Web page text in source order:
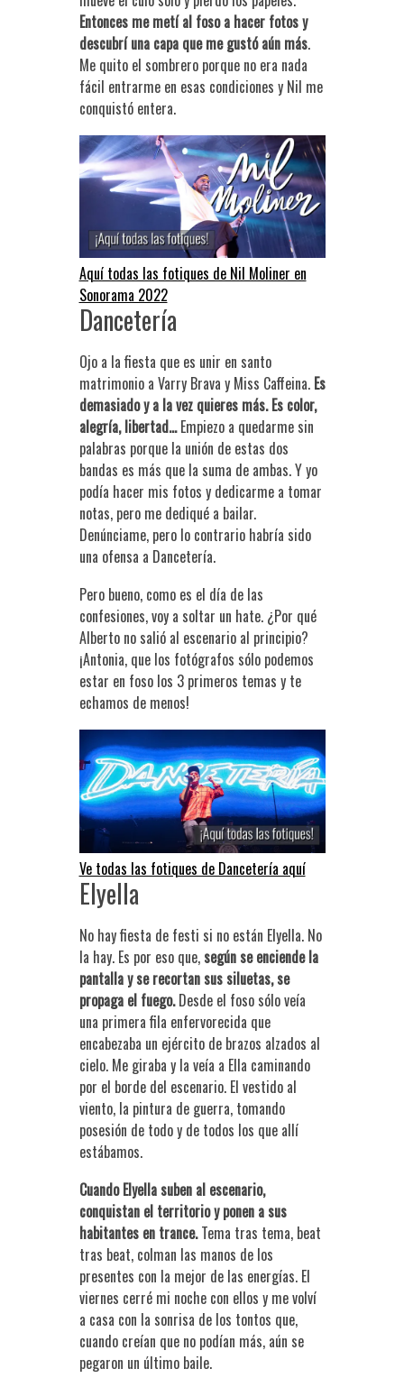
Entonces me metí al foso a hacer fotos y
descubrí una capa que me gustó aún más.
Me quito el sombrero porque no era nada
fácil entrarme en esas condiciones y Nil me
conquistó entera.
Aquí todas las fotiques de Nil Moliner en
Sonorama 2022
Dancetería
Ojo a la fiesta que es unir en santo
matrimonio a Varry Brava y Miss Caffeina.Es
demasiado y a la vez quieres más. Es color,
alegría, libertad…Empiezo a quedarme sin
palabras porque la unión de estas dos
bandas es más que la suma de ambas. Y yo
podía hacer mis fotos y dedicarme a tomar
notas, pero me dediqué a bailar.
Denúnciame, pero lo contrario habría sido
una ofensa a Dancetería.
Pero bueno, como es el día de las
confesiones, voy a soltar un hate. ¿Por qué
Alberto no salió al escenario al principio?
¡Antonia, que los fotógrafos sólo podemos
estar en foso los 3 primeros temas y te
echamos de menos!
Ve todas las fotiques de Dancetería aquí
Elyella
No hay fiesta de festi si no están Elyella. No
la hay. Es por eso que, según se enciende la
pantalla y se recortan sus siluetas, se
propaga el fuego.Desde el foso sólo veía
una primera fila enfervorecida que
encabezaba un ejército de brazos alzados al
cielo. Me giraba y la veía a Ella caminando
por el borde del escenario. El vestido al
viento, la pintura de guerra, tomando
posesión de todo y de todos los que allí
estábamos.
Cuando Elyella suben al escenario,
conquistan el territorio y ponen a sus
habitantes en trance.Tema tras tema, beat
tras beat, colman las manos de los
presentes con la mejor de las energías. El
viernes cerré mi noche con ellos y me volví
a casa con la sonrisa de los tontos que,
cuando creían que no podían más, aún se
pegaron un último baile.